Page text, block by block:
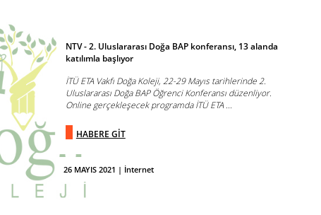
26 MAYIS 2021 | İnternet
NTV - 2. Uluslararası Doğa BAP konferansı, 13 alanda
katılımla başlıyor
İTÜ ETA Vakfı Doğa Koleji, 22-29 Mayıs tarihlerinde 2.
Uluslararası Doğa BAP Öğrenci Konferansı düzenliyor.
Online gerçekleşecek programda İTÜ ETA ...
HABERE GİT